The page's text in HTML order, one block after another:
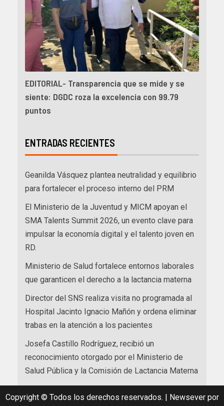
EDITORIAL- Transparencia que se mide y se
siente: DGDC roza la excelencia con 99.79
puntos
ENTRADAS RECIENTES
Geanilda Vásquez plantea neutralidad y equilibrio
para fortalecer el proceso interno del PRM
El Ministerio de la Juventud y MICM apoyan el
SMA Talents Summit 2026, un evento clave para
impulsar la economía digital y el talento joven en
RD.
Ministerio de Salud fortalece entornos laborales
que garanticen el derecho a la lactancia materna
Director del SNS realiza visita no programada al
Hospital Jacinto Ignacio Mañón y ordena eliminar
trabas en la atención a los pacientes
Josefa Castillo Rodríguez, recibió un
reconocimiento otorgado por el Ministerio de
Salud Pública y la Comisión de Lactancia Materna
Copyright © Todos los derechos reservados. | Newseverpor